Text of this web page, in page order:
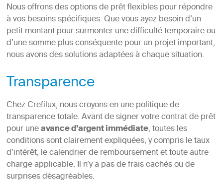
Nous offrons des options de prêt flexibles pour répondre
à vos besoins spécifiques. Que vous ayez besoin d’un
petit montant pour surmonter une difficulté temporaire ou
d’une somme plus conséquente pour un projet important,
nous avons des solutions adaptées à chaque situation.
Transparence
Chez Crefilux, nous croyons en une politique de
transparence totale. Avant de signer votre contrat de prêt
pour uneavance d’argent immédiate, toutes les
conditions sont clairement expliquées, y compris le taux
d’intérêt, le calendrier de remboursement et toute autre
charge applicable. Il n’y a pas de frais cachés ou de
surprises désagréables.